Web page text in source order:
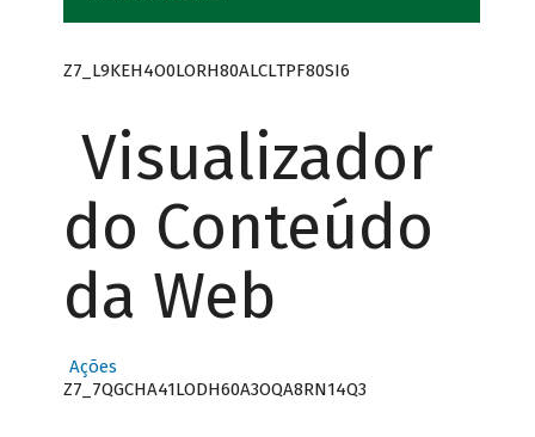
Z7_L9KEH4O0LORH80ALCLTPF80SI6
Visualizador
do Conteúdo
da Web
Ações
Z7_7QGCHA41LODH60A3OQA8RN14Q3